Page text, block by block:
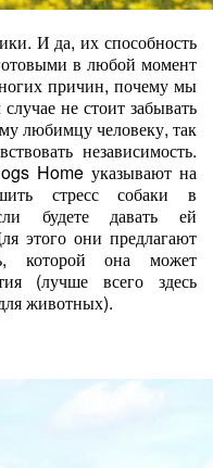
И да, их способность
в любой момент
причин, почему мы
не стоит забывать
любимцу человеку, так
независимость.
Home указывают на
стресс собаки в
будете давать ей
этого они предлагают
которой она может
(лучше всего здесь
животных).